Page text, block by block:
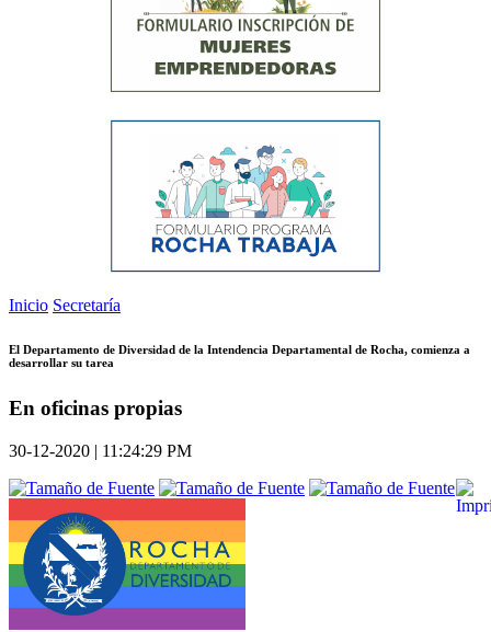
Inicio Secretaría
El Departamento de Diversidad de la Intendencia Departamental de Rocha, comienza a
desarrollar su tarea
En oficinas propias
30-12-2020 | 11:24:29 PM